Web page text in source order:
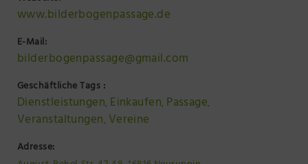
www.bilderbogenpassage.de
E-Mail:
bilderbogenpassage@gmail.com
Geschäftliche Tags :
Dienstleistungen, Einkaufen, Passage,
Veranstaltungen, Vereine
Adresse: